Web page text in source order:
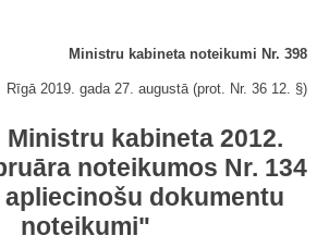
Ministru kabineta noteikumi Nr. 398
Rīgā 2019. gada 27. augustā (prot. Nr. 36 12. §)
kabineta 2012.
noteikumos Nr. 134
dokumentu
noteikumi"